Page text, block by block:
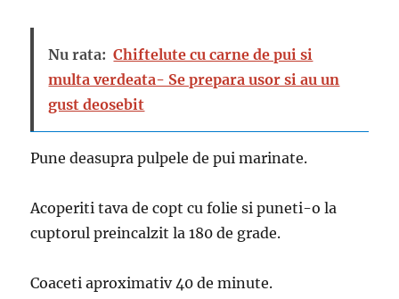
Nu rata: Chiftelute cu carne de pui si
multa verdeata- Se prepara usor si au un
gust deosebit
Pune deasupra pulpele de pui marinate.
Acoperiti tava de copt cu folie si puneti-o la
cuptorul preincalzit la 180 de grade.
Coaceti aproximativ 40 de minute.